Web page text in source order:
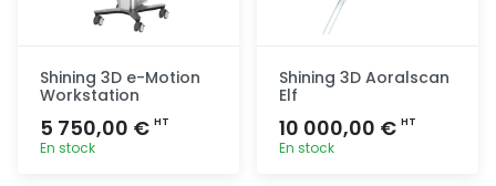
Shining 3D e-Motion
Workstation
5 750,00 € HT
En stock
Shining 3D Aoralscan
Elf
10 000,00 € HT
En stock